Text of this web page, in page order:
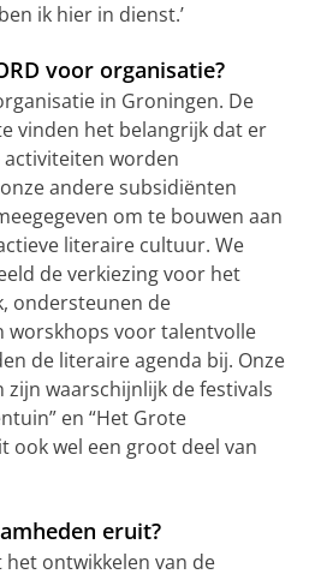
ik hier in dienst.’
voor organisatie?
in Groningen. De
vinden het belangrijk dat er
worden
andere subsidiënten
om te bouwen aan
literaire cultuur. We
de verkiezing voor het
ondersteunen de
voor talentvolle
de literaire agenda bij. Onze
waarschijnlijk de festivals
en “Het Grote
ook wel een groot deel van
eruit?
het ontwikkelen van de